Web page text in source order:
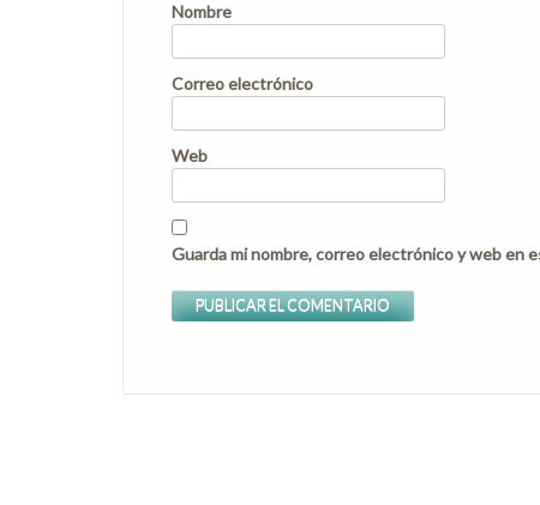
Nombre
Correo electrónico
Web
Guarda mi nombre, correo electrónico y web en